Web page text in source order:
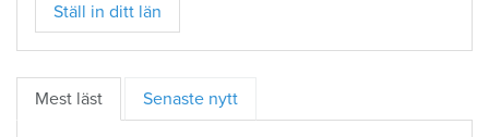
Ställ in ditt län
Senaste nytt